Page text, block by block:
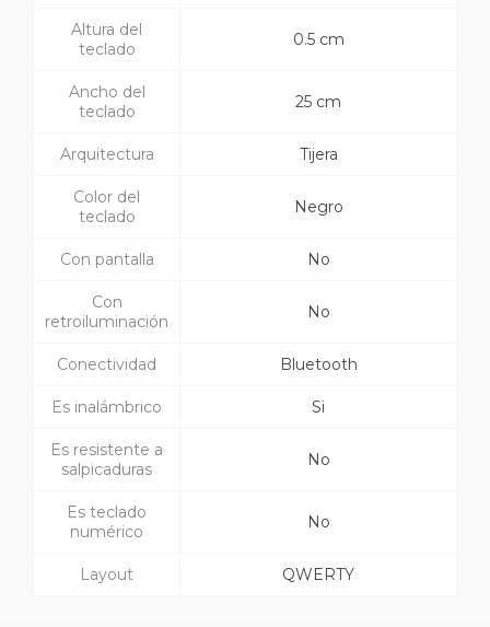
Altura del
teclado
0.5 cm
Ancho del
teclado
25 cm
Arquitectura Tijera
Color del
teclado
Negro
Con pantalla No
Con
retroiluminación
No
Conectividad Bluetooth
Es inalámbrico Si
Es resistente a
salpicaduras
No
Es teclado
numérico
No
Layout QWERTY